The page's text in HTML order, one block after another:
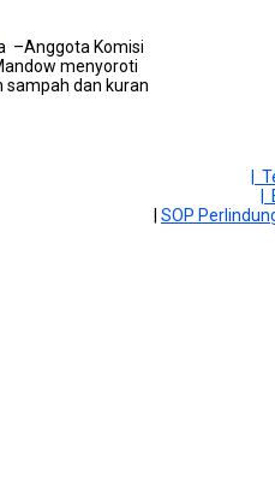
–Anggota Komisi
menyoroti
sampah dan kuran
|
|
| SOP